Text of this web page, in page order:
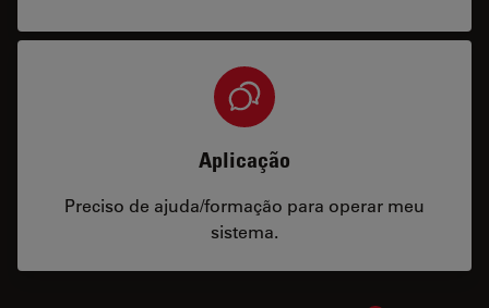
Aplicação
Preciso de ajuda/formação para operar meu
sistema.